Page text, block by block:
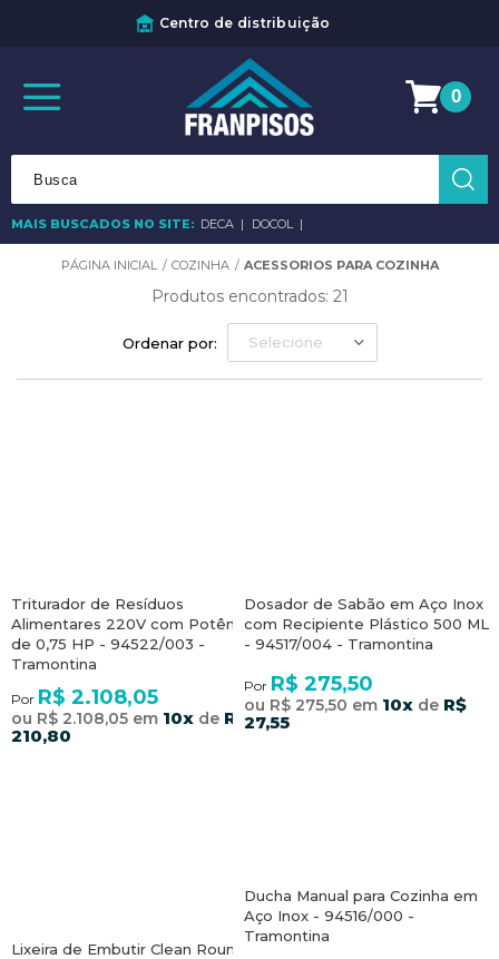
Centro de distribuição
MAIS BUSCADOS NO SITE: DECA DOCOL
0
Ordenar por: Selecione
Produtos encontrados: 21
COZINHA ACESSORIOS PARA COZINHA
Triturador de Resíduos
Alimentares 220V com Potência
de 0,75 HP - 94522/003 -
Tramontina
Por R$ 2.108,05
ou R$ 2.108,05 em 10xde R$
210,80
Dosador de Sabão em Aço Inox
com Recipiente Plástico 500 ML
- 94517/004 - Tramontina
Por R$ 275,50
ou R$ 275,50 em 10xde R$
27,55
Lixeira de Embutir Clean Round
Ducha Manual para Cozinha em
Aço Inox - 94516/000 -
Tramontina